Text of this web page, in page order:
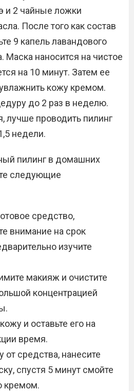
и 2 чайные ложки
После того как состав
9 капель лавандового
Маска наносится на чистое
на 10 минут. Затем ее
кожу кремом.
до 2 раз в неделю.
лучше проводить пилинг
недели.
пилинг в домашних
следующие
средство,
внимание на срок
изучите
макияж и очистите
концентрацией
и оставьте его на
время.
от средства, нанесите
спустя 5 минут смойте
кремом.